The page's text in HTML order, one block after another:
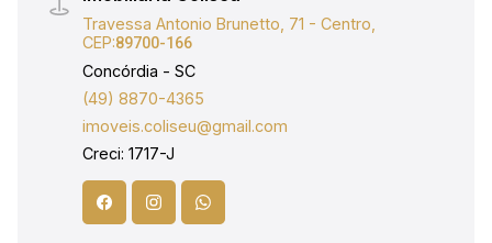
e Seguro Incêndio.
Travessa Antonio Brunetto, 71 - Centro,
CEP:89700-166
Concórdia - SC
(49) 8870-4365
imoveis.coliseu@gmail.com
Creci: 1717-J